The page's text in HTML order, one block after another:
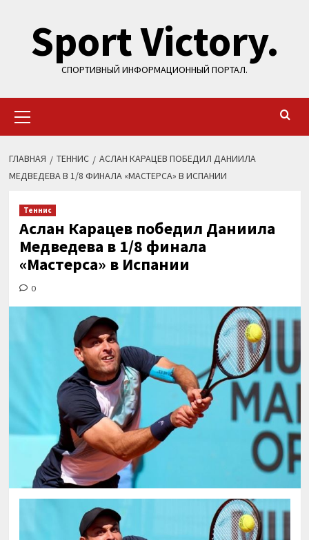
содержимому
Sport Victory.
СПОРТИВНЫЙ ИНФОРМАЦИОННЫЙ ПОРТАЛ.
меню
ГЛАВНАЯ ТЕННИС
АСЛАН КАРАЦЕВ ПОБЕДИЛ ДАНИИЛА
МЕДВЕДЕВА В 1/8 ФИНАЛА «МАСТЕРСА» В ИСПАНИИ
Теннис
Аслан Карацев победил Даниила
Медведева в 1/8 финала
«Мастерса» в Испании
0